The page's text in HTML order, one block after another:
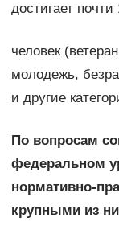
достигает
человек
молодежь,
и другие
По вопросам
федеральном
нормативно-
крупными из